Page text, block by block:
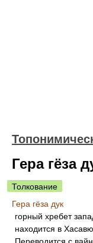
Гера гёза
Толкование
Гера гёза дук
горный хребет
находится в